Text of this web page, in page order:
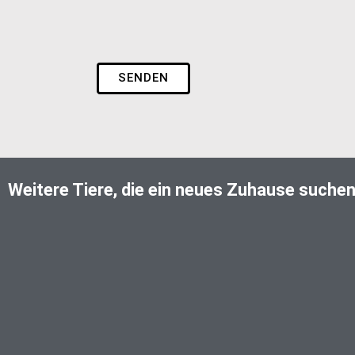
SENDEN
Weitere Tiere, die ein neues Zuhause suchen